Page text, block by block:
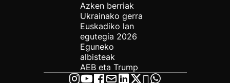
Azken berriak
Ukrainako gerra
Euskadiko lan
egutegia 2026
Eguneko
albisteak
AEB eta Trump